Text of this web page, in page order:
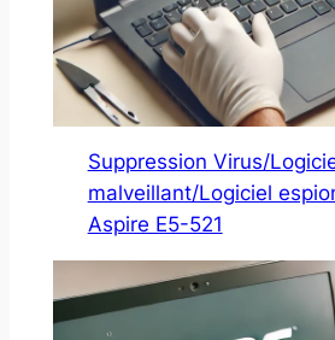
Suppression Virus/
malveillant/Logiciel
Aspire E5-521